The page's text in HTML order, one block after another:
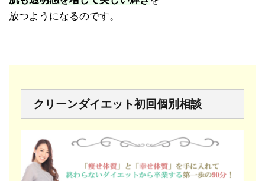
放つようになるのです。
クリーンダイエット初回個別相談